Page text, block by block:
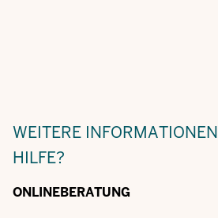
WEITERE INFORMATIONEN
HILFE?
ONLINEBERATUNG